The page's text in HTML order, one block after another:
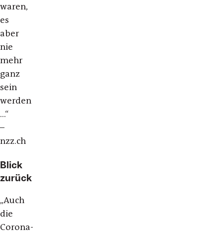
waren,
es
aber
nie
mehr
ganz
sein
werden
...“
–
nzz.ch
Blick
zurück
„Auch
die
Corona-